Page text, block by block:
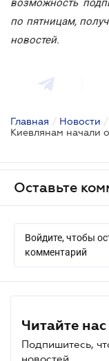
возможность
по пятницам,
новостей.
Главная / Новости /
Киевлянам начали
Оставьте
Войдите, чтобы
комментарий
Читайте
Подпишитесь,
новостей.